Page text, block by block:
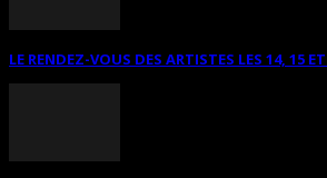
LE RENDEZ-VOUS DES ARTISTES LES 14, 15